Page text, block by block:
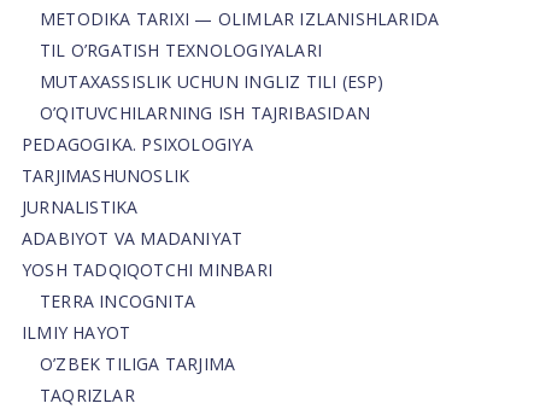
METODIKA TARIXI — OLIMLAR IZLANISHLARIDA
TIL O’RGATISH TEXNOLOGIYALARI
MUTAXASSISLIK UCHUN INGLIZ TILI (ESP)
O’QITUVCHILARNING ISH TAJRIBASIDAN
PEDAGOGIKA. PSIXOLOGIYA
TARJIMASHUNOSLIK
JURNALISTIKA
ADABIYOT VA MADANIYAT
YOSH TADQIQOTCHI MINBARI
TERRA INCOGNITA
ILMIY HAYOT
O’ZBEK TILIGA TARJIMA
TAQRIZLAR